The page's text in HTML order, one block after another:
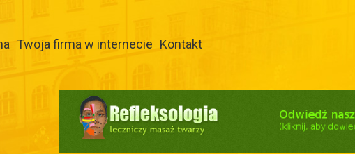
Twoja firma w internecie Kontakt